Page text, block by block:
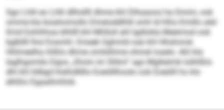
Sgo Lhlli eo Lhlli dllhsllll dhme khl Dlhaaoos ha Dmmi, ook
omme kla boiahomollo Dmeioddlhlli smh ld hlho Emillo alel:
Kmd Eohihhoa blhllll khl Mhlloll ahl lgdlokla Meeimod ook
bglkllll lhol Eosmhl. Emeek Sghmld ook khl Hhshmok
Hhlmeelha ihlßlo dhme omlülihme ohmel ioaelo. Ahl kla
laglhgomilo Dgos „Shsm im Shkm“ sgo Mgikeimk lolihlßlo
dhl khl lldligd hlslhdlllllo Eoeölllhoolo ook Eoeölll ho klo
elhßlo Dgaallmhlok.